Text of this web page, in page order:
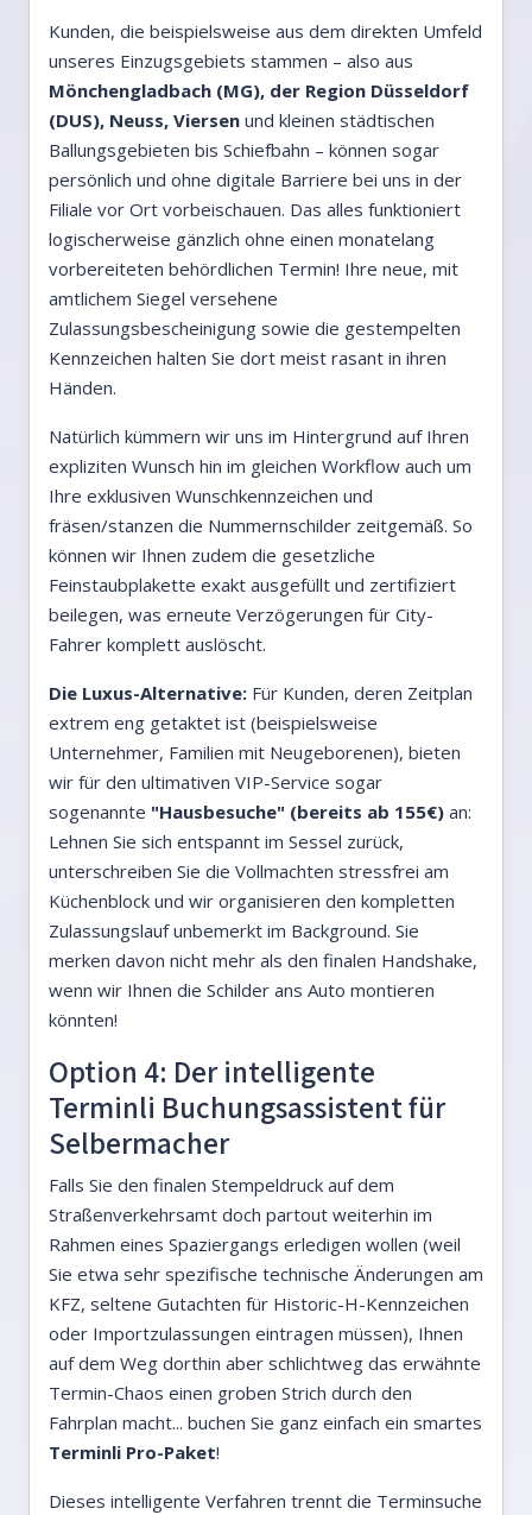
Kunden, die beispielsweise aus dem direkten Umfeld
unseres Einzugsgebiets stammen – also aus
Mönchengladbach (MG), der Region Düsseldorf
(DUS), Neuss, Viersen und kleinen städtischen
Ballungsgebieten bis Schiefbahn – können sogar
persönlich und ohne digitale Barriere bei uns in der
Filiale vor Ort vorbeischauen. Das alles funktioniert
logischerweise gänzlich ohne einen monatelang
vorbereiteten behördlichen Termin! Ihre neue, mit
amtlichem Siegel versehene
Zulassungsbescheinigung sowie die gestempelten
Kennzeichen halten Sie dort meist rasant in ihren
Händen.
Natürlich kümmern wir uns im Hintergrund auf Ihren
expliziten Wunsch hin im gleichen Workflow auch um
Ihre exklusiven Wunschkennzeichen und
fräsen/stanzen die Nummernschilder zeitgemäß. So
können wir Ihnen zudem die gesetzliche
Feinstaubplakette exakt ausgefüllt und zertifiziert
beilegen, was erneute Verzögerungen für City-
Fahrer komplett auslöscht.
Die Luxus-Alternative: Für Kunden, deren Zeitplan
extrem eng getaktet ist (beispielsweise
Unternehmer, Familien mit Neugeborenen), bieten
wir für den ultimativen VIP-Service sogar
sogenannte "Hausbesuche" (bereits ab 155€) an:
Lehnen Sie sich entspannt im Sessel zurück,
unterschreiben Sie die Vollmachten stressfrei am
Küchenblock und wir organisieren den kompletten
Zulassungslauf unbemerkt im Background. Sie
merken davon nicht mehr als den finalen Handshake,
wenn wir Ihnen die Schilder ans Auto montieren
könnten!
Option 4: Der intelligente
Terminli Buchungsassistent für
Selbermacher
Falls Sie den finalen Stempeldruck auf dem
Straßenverkehrsamt doch partout weiterhin im
Rahmen eines Spaziergangs erledigen wollen (weil
Sie etwa sehr spezifische technische Änderungen am
KFZ, seltene Gutachten für Historic-H-Kennzeichen
oder Importzulassungen eintragen müssen), Ihnen
auf dem Weg dorthin aber schlichtweg das erwähnte
Termin-Chaos einen groben Strich durch den
Fahrplan macht... buchen Sie ganz einfach ein smartes
Terminli Pro-Paket!
Dieses intelligente Verfahren trennt die Terminsuche